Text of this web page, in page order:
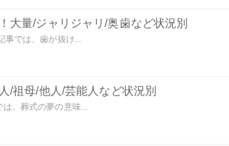
大量/ジャリジャリ/奥歯など状況別
事では、歯が抜け...
/祖母/他人/芸能人など状況別
、葬式の夢の意味...